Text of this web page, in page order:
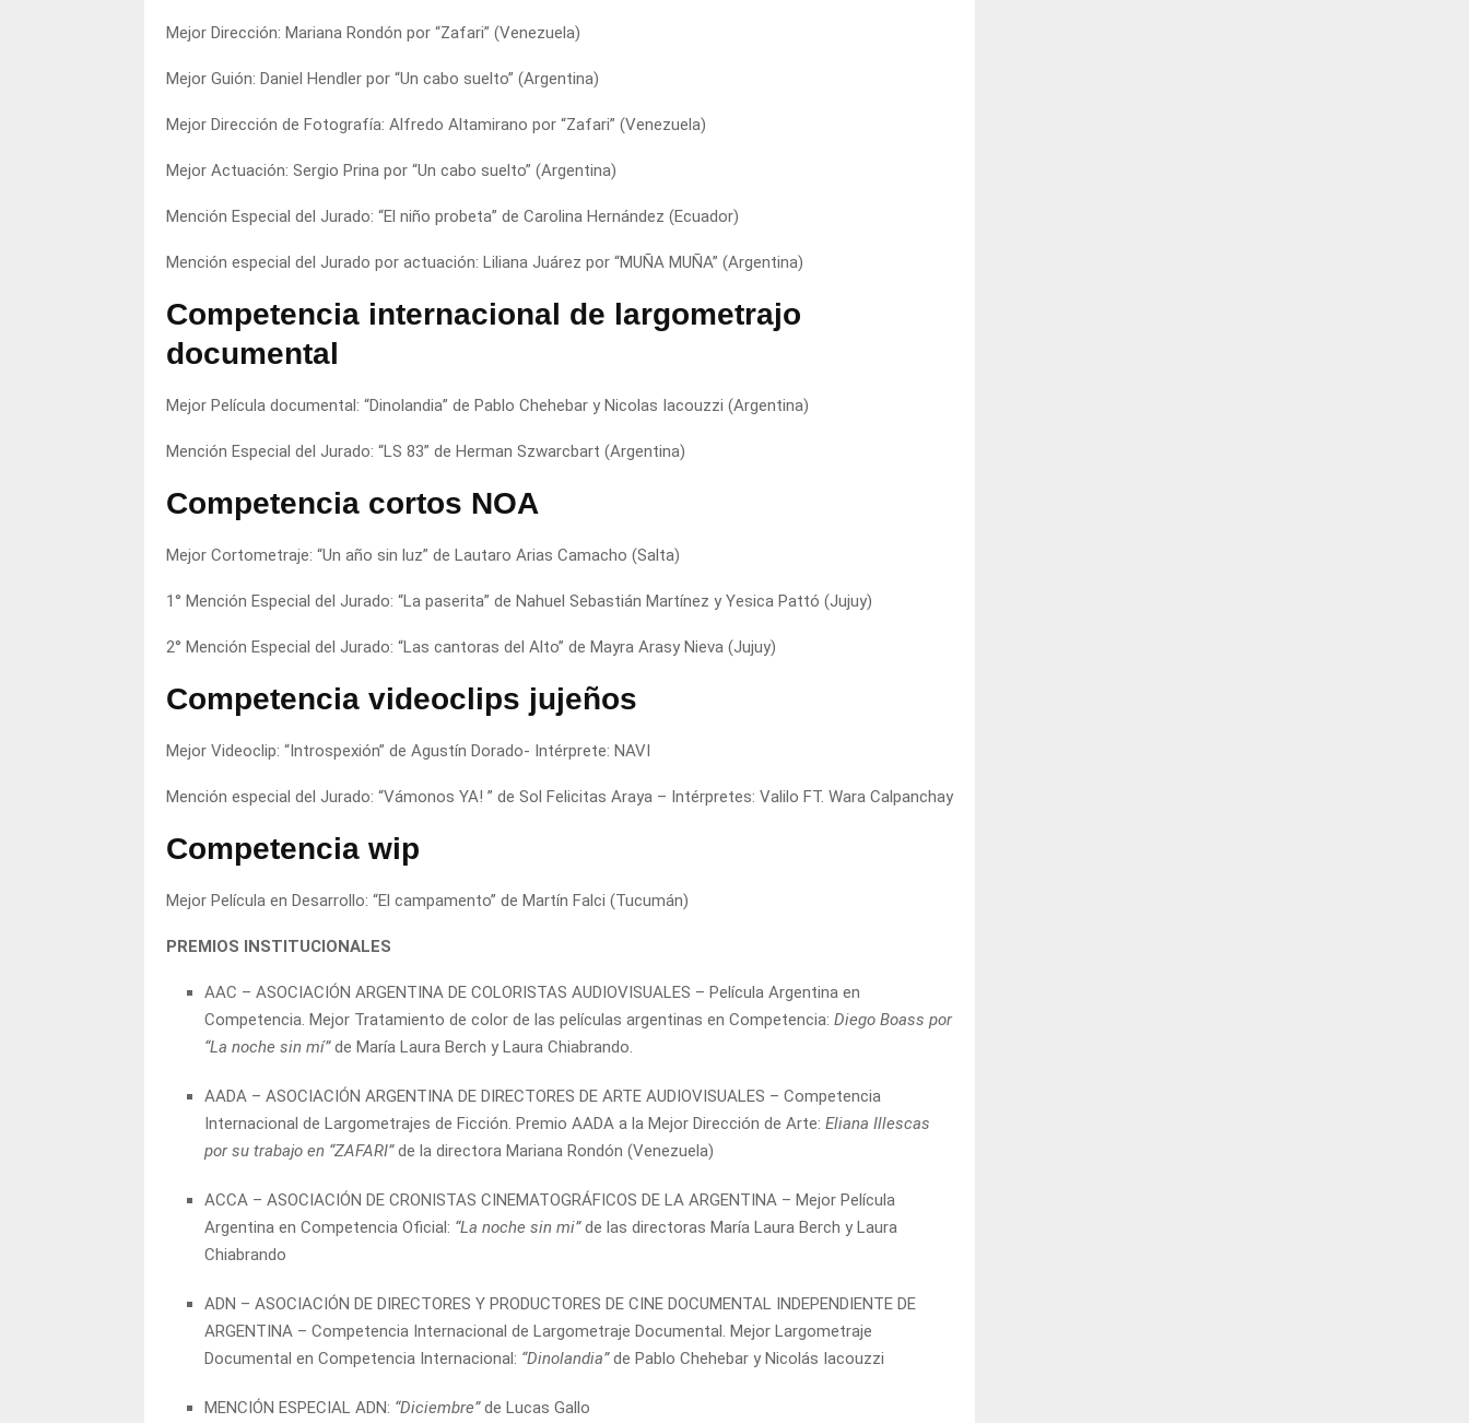
Mejor Dirección: Mariana Rondón por “Zafari” (Venezuela)
Mejor Guión: Daniel Hendler por “Un cabo suelto” (Argentina)
Mejor Dirección de Fotografía: Alfredo Altamirano por “Zafari” (Venezuela)
Mejor Actuación: Sergio Prina por “Un cabo suelto” (Argentina)
Mención Especial del Jurado: “El niño probeta” de Carolina Hernández (Ecuador)
Mención especial del Jurado por actuación: Liliana Juárez por “MUÑA MUÑA” (Argentina)
Competencia internacional de largometrajo
documental
Mejor Película documental: “Dinolandia” de Pablo Chehebar y Nicolas Iacouzzi (Argentina)
Mención Especial del Jurado: “LS 83” de Herman Szwarcbart (Argentina)
Competencia cortos NOA
Mejor Cortometraje: “Un año sin luz” de Lautaro Arias Camacho (Salta)
1° Mención Especial del Jurado: “La paserita” de Nahuel Sebastián Martínez y Yesica Pattó (Jujuy)
2° Mención Especial del Jurado: “Las cantoras del Alto” de Mayra Arasy Nieva (Jujuy)
Competencia videoclips jujeños
Mejor Videoclip: “Introspexión” de Agustín Dorado- Intérprete: NAVI
Mención especial del Jurado: “Vámonos YA! ” de Sol Felicitas Araya – Intérpretes: Valilo FT. Wara Calpanchay
Competencia wip
Mejor Película en Desarrollo: “El campamento” de Martín Falci (Tucumán)
PREMIOS INSTITUCIONALES
AAC – ASOCIACIÓN ARGENTINA DE COLORISTAS AUDIOVISUALES – Película Argentina en
Competencia. Mejor Tratamiento de color de las películas argentinas en Competencia: Diego Boass por
“La noche sin mí”de María Laura Berch y Laura Chiabrando.
AADA – ASOCIACIÓN ARGENTINA DE DIRECTORES DE ARTE AUDIOVISUALES – Competencia
Internacional de Largometrajes de Ficción. Premio AADA a la Mejor Dirección de Arte: Eliana Illescas
por su trabajo en “ZAFARI”de la directora Mariana Rondón (Venezuela)
ACCA – ASOCIACIÓN DE CRONISTAS CINEMATOGRÁFICOS DE LA ARGENTINA – Mejor Película
Argentina en Competencia Oficial: “La noche sin mi”de las directoras María Laura Berch y Laura
Chiabrando
ADN – ASOCIACIÓN DE DIRECTORES Y PRODUCTORES DE CINE DOCUMENTAL INDEPENDIENTE DE
ARGENTINA – Competencia Internacional de Largometraje Documental. Mejor Largometraje
Documental en Competencia Internacional: “Dinolandia”de Pablo Chehebar y Nicolás Iacouzzi
MENCIÓN ESPECIAL ADN: “Diciembre”de Lucas Gallo